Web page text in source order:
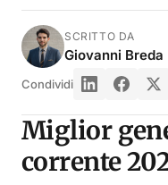
SCRITTO DA
Giovanni Breda
Condividi
Miglior
corrente